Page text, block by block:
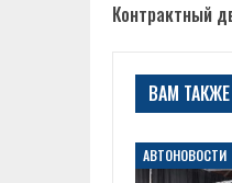
Контрактный
ВАМ
АВТОНОВОСТИ